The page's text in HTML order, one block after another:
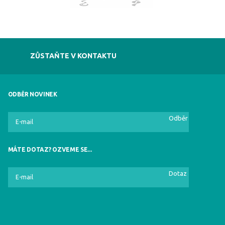
ZŮSTAŇTE V KONTAKTU
ODBĚR NOVINEK
Odběr
MÁTE DOTAZ? OZVEME SE...
Dotaz